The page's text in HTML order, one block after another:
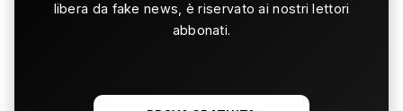
libera da fake news, è riservato ai nostri lettori
abbonati.